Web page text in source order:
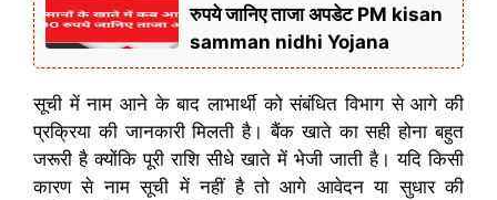
रुपये जानिए ताजा अपडेट PM kisan
samman nidhi Yojana
सूची में नाम आने के बाद लाभार्थी को संबंधित विभाग से आगे की
प्रक्रिया की जानकारी मिलती है। बैंक खाते का सही होना बहुत
जरूरी है क्योंकि पूरी राशि सीधे खाते में भेजी जाती है। यदि किसी
कारण से नाम सूची में नहीं है तो आगे आवेदन या सुधार की